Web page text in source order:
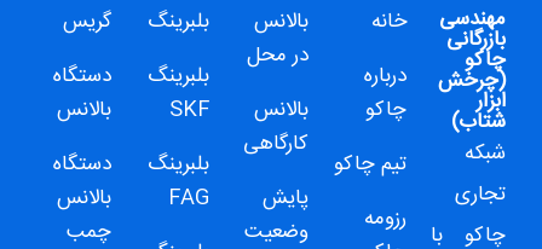
مهندسی
بازرگانی
چاکو
(چرخش
ابزار
شتاب)
شبکه
تجاری
چاکو با
خانه
درباره
چاکو
تیم چاکو
رزومه
بالانس
در محل
بالانس
کارگاهی
پایش
وضعیت
بلبرینگ
بلبرینگ
SKF
بلبرینگ
FAG
گریس
دستگاه
بالانس
دستگاه
بالانس
چمب